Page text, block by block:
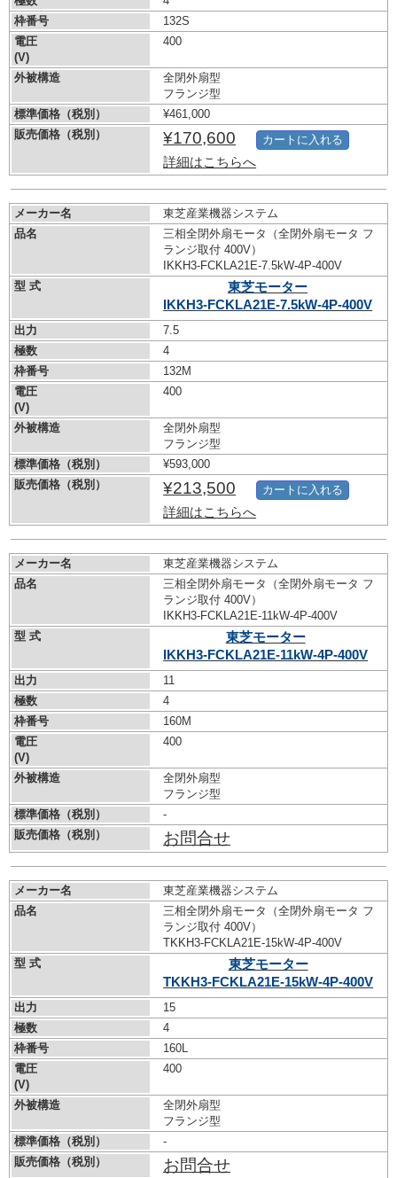
枠番号
132S
電圧
(V)
400
外被構造
全閉外扇型
フランジ型
標準価格（税別）
¥461,000
販売価格（税別）
¥170,600
詳細はこちらへ
カートに入れる
メーカー名
東芝産業機器システム
品名
三相全閉外扇モータ（全閉外扇モータ フ
ランジ取付 400V）
IKKH3-FCKLA21E-7.5kW-4P-400V
型 式
東芝モーター
IKKH3-FCKLA21E-7.5kW-4P-400V
出力
7.5
極数
4
枠番号
132M
電圧
(V)
400
外被構造
全閉外扇型
フランジ型
標準価格（税別）
¥593,000
販売価格（税別）
¥213,500
詳細はこちらへ
カートに入れる
メーカー名
東芝産業機器システム
品名
三相全閉外扇モータ（全閉外扇モータ フ
ランジ取付 400V）
IKKH3-FCKLA21E-11kW-4P-400V
型 式
東芝モーター
IKKH3-FCKLA21E-11kW-4P-400V
出力
11
極数
4
枠番号
160M
電圧
(V)
400
外被構造
全閉外扇型
フランジ型
標準価格（税別）
-
販売価格（税別）
お問合せ
メーカー名
東芝産業機器システム
品名
三相全閉外扇モータ（全閉外扇モータ フ
ランジ取付 400V）
TKKH3-FCKLA21E-15kW-4P-400V
型 式
東芝モーター
TKKH3-FCKLA21E-15kW-4P-400V
出力
15
極数
4
枠番号
160L
電圧
(V)
400
外被構造
全閉外扇型
フランジ型
標準価格（税別）
-
販売価格（税別）
お問合せ